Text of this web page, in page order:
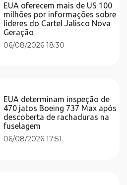
EUA oferecem mais de US 100
milhões por informações sobre
líderes do Cartel Jalisco Nova
Geração
06/08/2026 18:30
EUA determinam inspeção de
470 jatos Boeing 737 Max após
descoberta de rachaduras na
fuselagem
06/08/2026 17:51